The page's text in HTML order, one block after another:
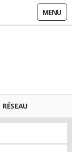
MENU
RÉSEAU